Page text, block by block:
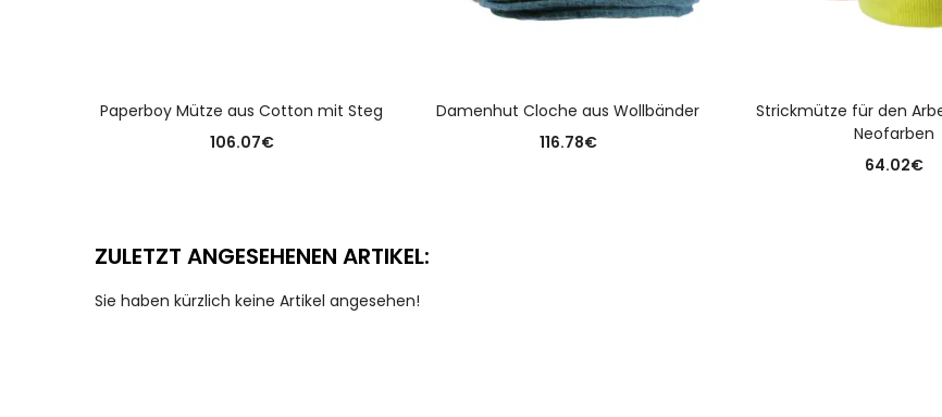
Paperboy Mütze aus Cotton mit Steg
106.07€
Damenhut Cloche aus Wollbänder
116.78€
Strickmütze für den
Neofarben
64.02€
ZULETZT ANGESEHENEN ARTIKEL:
Sie haben kürzlich keine Artikel angesehen!